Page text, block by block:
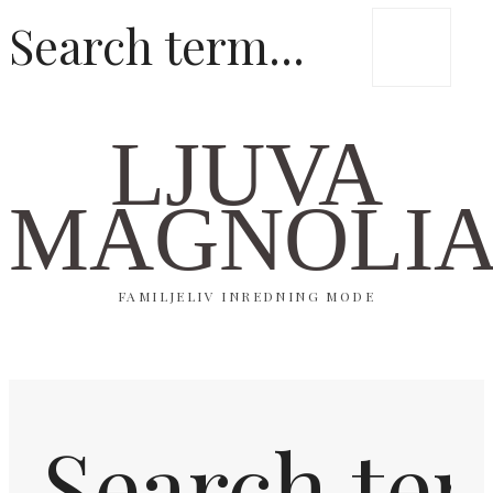
LJUVA
FAMILJELIV INREDNING MODE